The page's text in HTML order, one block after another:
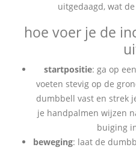
uitgedaagd, wat
hoe voer je de
startpositie: ga op
voeten stevig op de
dumbbell vast en strek
je handpalmen wijzen
buiging
beweging: laat de